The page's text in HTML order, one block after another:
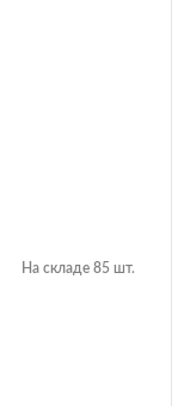
На складе 85 шт.